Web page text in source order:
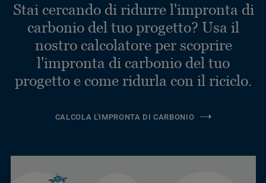
Stai cercando di ridurre l'impronta di
carbonio del tuo progetto? Usa il
nostro calcolatore per scoprire
l'impronta di carbonio del tuo
progetto e come ridurla con il riciclo.
CALCOLA L'IMPRONTA DI CARBONIO